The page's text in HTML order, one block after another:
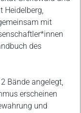
Heidelberg,
mit
des
Bände angelegt,
erscheinen
und